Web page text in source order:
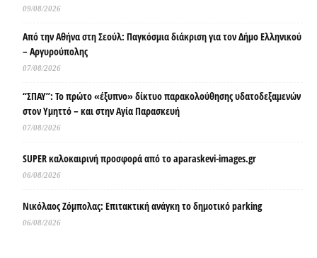
09/08/2026
Από την Αθήνα στη Σεούλ: Παγκόσμια διάκριση για τον Δήμο Ελληνικού
– Αργυρούπολης
07/08/2026
“ΣΠΑΥ”: Το πρώτο «έξυπνο» δίκτυο παρακολούθησης υδατοδεξαμενών
στον Υμηττό – και στην Αγία Παρασκευή
07/08/2026
SUPER καλοκαιρινή προσφορά από το aparaskevi-images.gr
06/08/2026
Νικόλαος Ζόμπολας: Επιτακτική ανάγκη το δημοτικό parking
06/08/2026